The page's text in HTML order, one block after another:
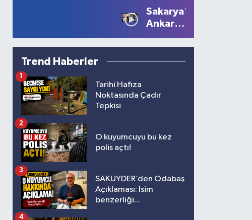
Devam
Ediyor
10 bin
lira ceza
Sakarya'dan
Ankara'ya
çağrısı
Trend Haberler
Tarihi Hafıza
Noktasında Çadır
Tepkisi
1
O kuyumcuyu bu kez
polis açtı!
2
SAKUYDER’den Odabaş
Açıklaması: İsim
benzerliği...
3
4